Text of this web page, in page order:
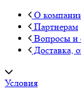
О
Партнерам
Вопросы и
Доставка,
Условия